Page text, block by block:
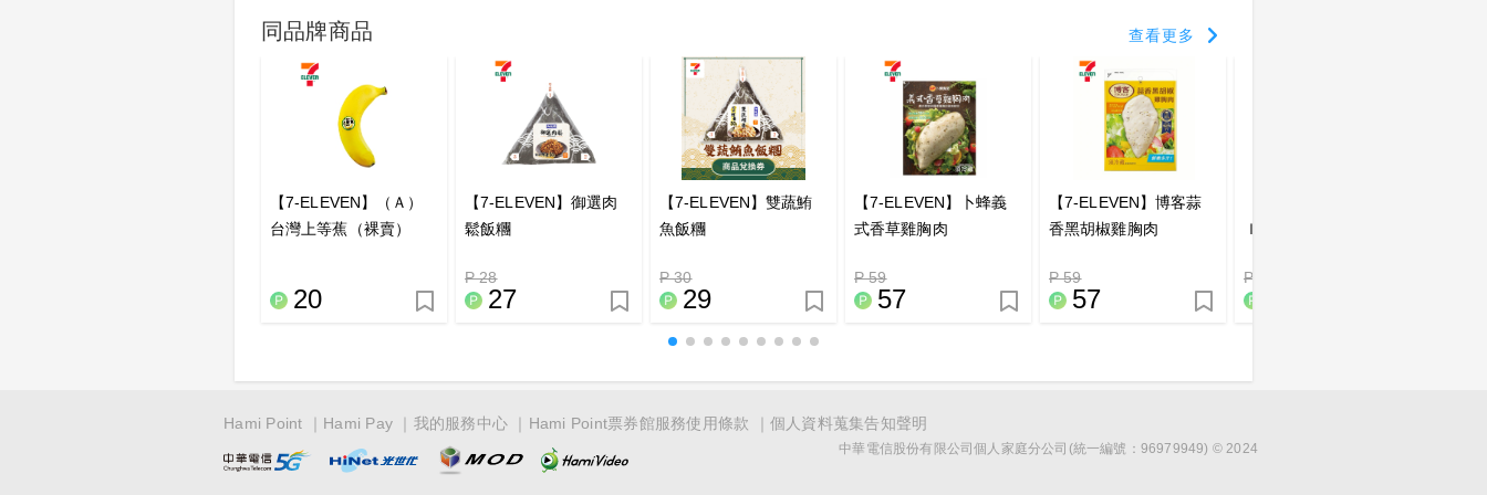
同品牌商品 查看更多
【7-ELEVEN】（Ａ）
台灣上等蕉（裸賣）
20
【7-ELEVEN】御選肉
鬆飯糰
P 28
27
【7-ELEVEN】雙蔬鮪
魚飯糰
P 30
29
【7-ELEVEN】卜蜂義
式香草雞胸肉
P 59
57
【7-ELEVEN】博客蒜
香黑胡椒雞胸肉
P 59
57
ｌｕｓ椒麻雞胸肉
P 59
Hami Point Hami Pay 我的服務中心 Hami Point票券館服務使用條款 個人資料蒐集告知聲明
中華電信股份有限公司個人家庭分公司(統一編號：96979949) © 2024